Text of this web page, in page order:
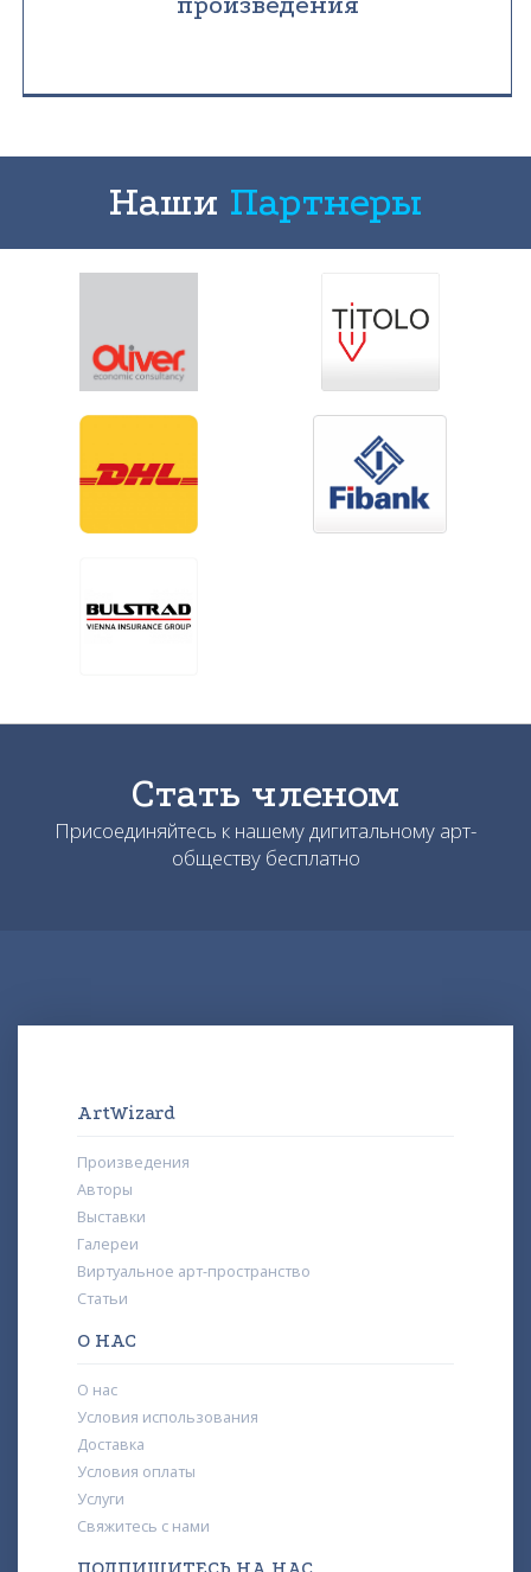
Наши Партнеры
Стать членом
Присоединяйтесь к нашему дигитальному арт-
обществу бесплатно
ArtWizard
Произведения
Авторы
Выставки
Галереи
Виртуальное арт-пространство
Статьи
О НАС
О нас
Условия использования
Доставка
Условия оплаты
Услуги
Свяжитесь с нами